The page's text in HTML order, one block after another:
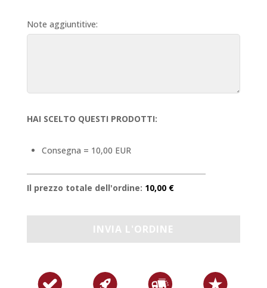
Note aggiuntitive:
HAI SCELTO QUESTI PRODOTTI:
Consegna = 10,00 EUR
Il prezzo totale dell'ordine: 10,00 €